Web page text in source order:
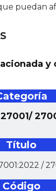
puedan
y
Título
/
Código